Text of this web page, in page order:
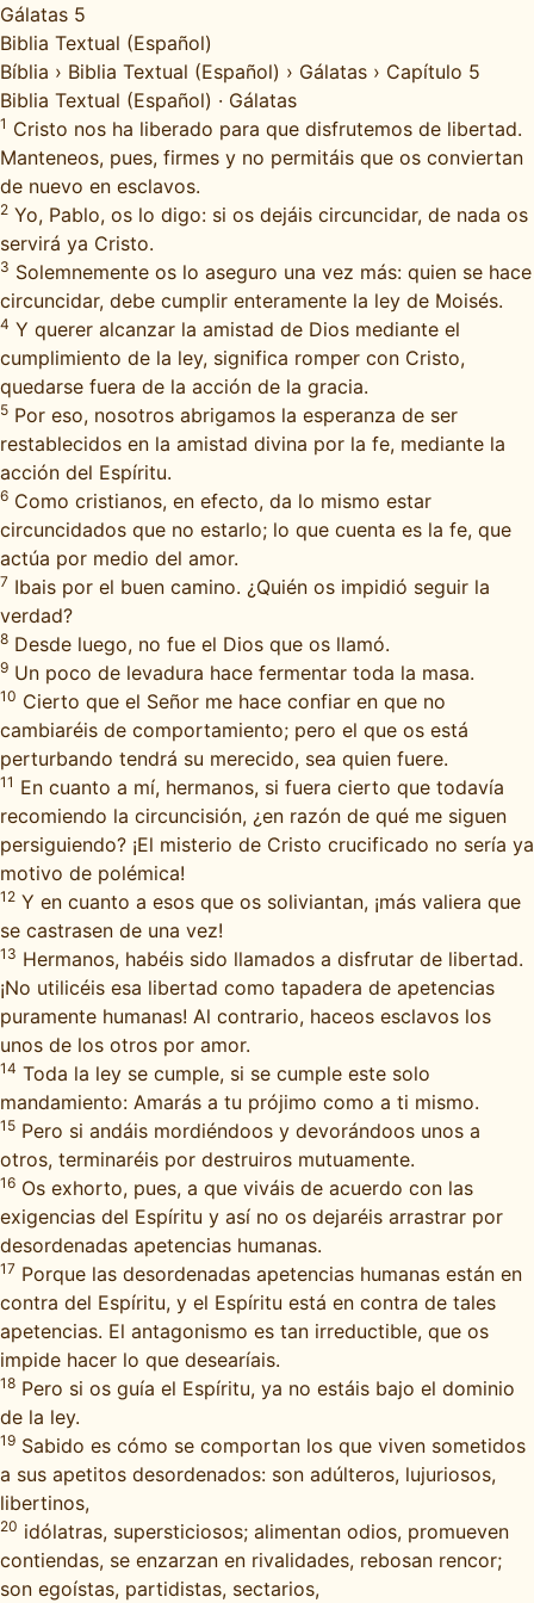
Gálatas 5
Biblia Textual (Español)
Bíblia › Biblia Textual (Español) › Gálatas › Capítulo 5
Biblia Textual (Español) · Gálatas
1 Cristo nos ha liberado para que disfrutemos de libertad.
Manteneos, pues, firmes y no permitáis que os conviertan
de nuevo en esclavos.
2 Yo, Pablo, os lo digo: si os dejáis circuncidar, de nada os
servirá ya Cristo.
3 Solemnemente os lo aseguro una vez más: quien se hace
circuncidar, debe cumplir enteramente la ley de Moisés.
4 Y querer alcanzar la amistad de Dios mediante el
cumplimiento de la ley, significa romper con Cristo,
quedarse fuera de la acción de la gracia.
5 Por eso, nosotros abrigamos la esperanza de ser
restablecidos en la amistad divina por la fe, mediante la
acción del Espíritu.
6 Como cristianos, en efecto, da lo mismo estar
circuncidados que no estarlo; lo que cuenta es la fe, que
actúa por medio del amor.
7 Ibais por el buen camino. ¿Quién os impidió seguir la
verdad?
8 Desde luego, no fue el Dios que os llamó.
9 Un poco de levadura hace fermentar toda la masa.
10 Cierto que el Señor me hace confiar en que no
cambiaréis de comportamiento; pero el que os está
perturbando tendrá su merecido, sea quien fuere.
11 En cuanto a mí, hermanos, si fuera cierto que todavía
recomiendo la circuncisión, ¿en razón de qué me siguen
persiguiendo? ¡El misterio de Cristo crucificado no sería ya
motivo de polémica!
12 Y en cuanto a esos que os soliviantan, ¡más valiera que
se castrasen de una vez!
13 Hermanos, habéis sido llamados a disfrutar de libertad.
¡No utilicéis esa libertad como tapadera de apetencias
puramente humanas! Al contrario, haceos esclavos los
unos de los otros por amor.
14 Toda la ley se cumple, si se cumple este solo
mandamiento: Amarás a tu prójimo como a ti mismo.
15 Pero si andáis mordiéndoos y devorándoos unos a
otros, terminaréis por destruiros mutuamente.
16 Os exhorto, pues, a que viváis de acuerdo con las
exigencias del Espíritu y así no os dejaréis arrastrar por
desordenadas apetencias humanas.
17 Porque las desordenadas apetencias humanas están en
contra del Espíritu, y el Espíritu está en contra de tales
apetencias. El antagonismo es tan irreductible, que os
impide hacer lo que desearíais.
18 Pero si os guía el Espíritu, ya no estáis bajo el dominio
de la ley.
19 Sabido es cómo se comportan los que viven sometidos
a sus apetitos desordenados: son adúlteros, lujuriosos,
libertinos,
20 idólatras, supersticiosos; alimentan odios, promueven
contiendas, se enzarzan en rivalidades, rebosan rencor;
son egoístas, partidistas, sectarios,